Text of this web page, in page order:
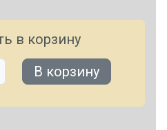
в корзину
В корзину